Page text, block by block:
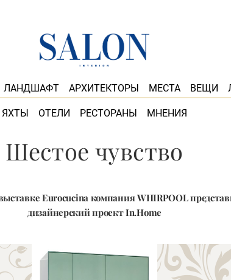
ЛАНДШАФТ АРХИТЕКТОРЫ МЕСТА ВЕЩИ
ЯХТЫ ОТЕЛИ РЕСТОРАНЫ МНЕНИЯ
Шестое чувство
Eurocucina компания WHIRPOOL
дизайнерский проект In.Home